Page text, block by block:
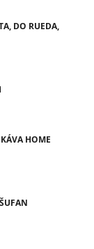
DO RUEDA,
HOME